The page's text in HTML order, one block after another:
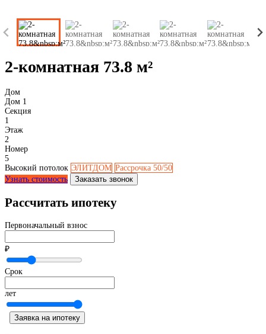
2-комнатная 73.8 м²
Дом
Дом 1
Секция
1
Этаж
2
Номер
5
Высокий потолок ЭЛИТДОМ Рассрочка 50/50
Узнать стоимость
Заказать звонок
Рассчитать ипотеку
Первоначальный взнос
₽
Срок
лет
Заявка на ипотеку